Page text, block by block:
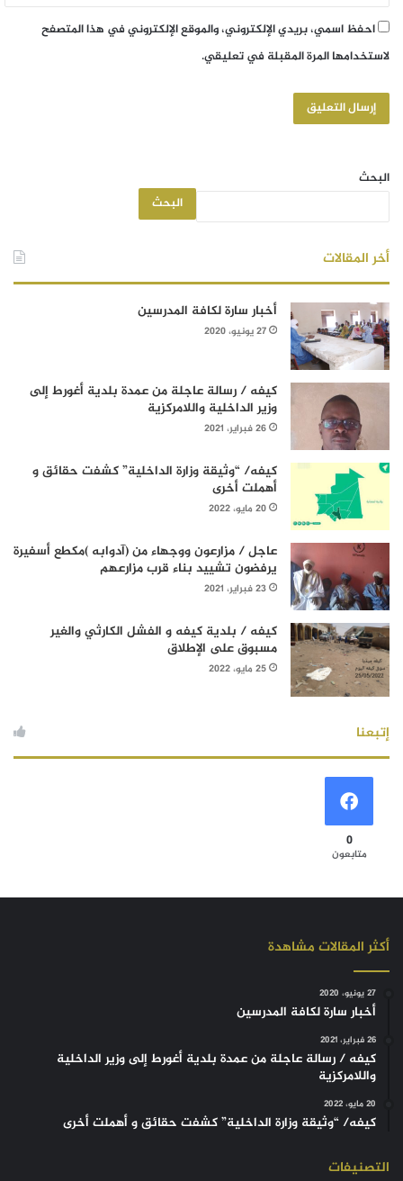
احفظ اسمي، بريدي الإلكتروني، والموقع الإلكتروني في هذا المتصفح
لاستخدامها المرة المقبلة في تعليقي.
البحث
البحث
أخر المقالات
أخبار سارة لكافة المدرسين
27 يونيو، 2020
كيفه / رسالة عاجلة من عمدة بلدية أغورط إلى
وزير الداخلية واللامركزية
26 فبراير، 2021
كيفه/ “وثيقة وزارة الداخلية” كشفت حقائق و
أهملت أخرى
20 مايو، 2022
عاجل / مزارعون ووجهاء من (آدوابه )مكطع أسفيرة
يرفضون تشييد بناء قرب مزارعهم
23 فبراير، 2021
كيفه / بلدية كيفه و الفشل الكارثي والغير
مسبوق على الإطلاق
25 مايو، 2022
إتبعنا
0
متابعون
أكثر المقالات مشاهدة
27 يونيو، 2020
أخبار سارة لكافة المدرسين
26 فبراير، 2021
كيفه / رسالة عاجلة من عمدة بلدية أغورط إلى وزير الداخلية
واللامركزية
20 مايو، 2022
كيفه/ “وثيقة وزارة الداخلية” كشفت حقائق و أهملت أخرى
التصنيفات